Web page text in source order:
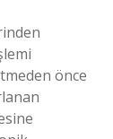
önce